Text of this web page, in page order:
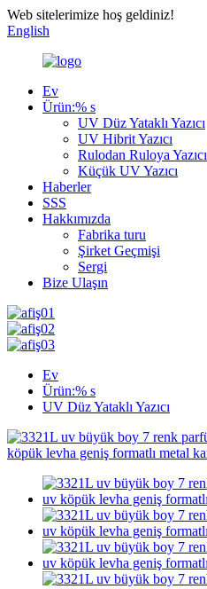
Web sitelerimize hoş geldiniz!
English
Ev
Ürün:% s
UV Düz Yataklı Yazıcı
UV Hibrit Yazıcı
Rulodan Ruloya
Küçük UV Yazıcı
Haberler
SSS
Hakkımızda
Fabrika turu
Şirket Geçmişi
Sergi
Bize Ulaşın
Ev
Ürün:% s
UV Düz Yataklı Yazıcı